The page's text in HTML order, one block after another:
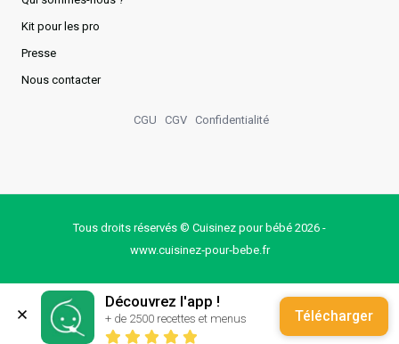
Kit pour les pro
Presse
Nous contacter
CGU CGV Confidentialité
Tous droits réservés © Cuisinez pour bébé 2026 -
www.cuisinez‑pour‑bebe.fr
Découvrez l'app !
+ de 2500 recettes et menus Télécharger